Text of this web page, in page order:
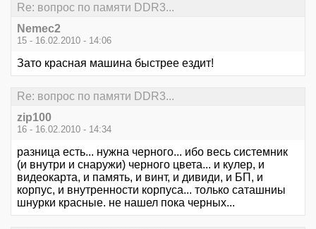
Re: вопрос по памяти DDR3...
Nemec2
15 - 16.02.2010 - 14:06
Зато красная машина быстрее ездит!
Re: вопрос по памяти DDR3...
zip100
16 - 16.02.2010 - 14:34
разница есть... нужна черного... ибо весь системник
(и внутри и снаружи) черного цвета... и кулер, и
видеокарта, и память, и винт, и дивиди, и БП, и
корпус, и внутренности корпуса... только саташниы
шнурки красные. не нашел пока черных...